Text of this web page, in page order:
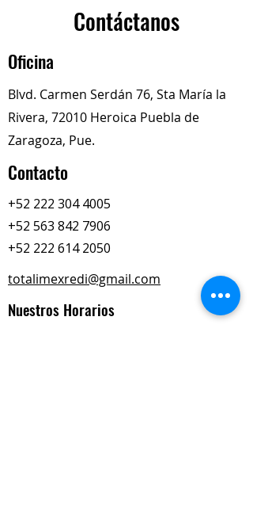
REFORZADO (según versión)
UBICACIÓN:ENTRE EL
FUNCIÓN:
combustión
Impide fugas de aceite,
refrigerante y compresión
Contáctanos
Oficina
Blvd. Carmen Serdán 76, Sta María la
Rivera, 72010 Heroica Puebla de
Zaragoza, Pue.
Contacto
+52 222 304 4005
+52 563 842 7906
+52 222 614 2050
totalimexredi@gmail.com
Nuestros Horarios